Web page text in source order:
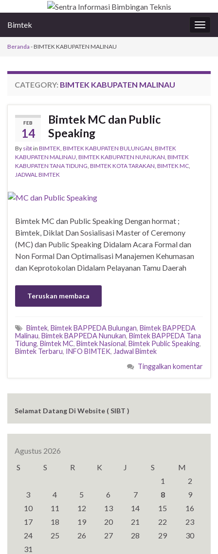
Bimtek
Beranda -BIMTEK KABUPATEN MALINAU
CATEGORY: BIMTEK KABUPATEN MALINAU
FEB
14
Bimtek MC dan Public
Speaking
By sibtin BIMTEK BIMTEK KABUPATEN BULUNGAN BIMTEK
KABUPATEN MALINAU BIMTEK KABUPATEN NUNUKAN BIMTEK
KABUPATEN TANA TIDUNG BIMTEK KOTA TARAKAN BIMTEK MC
JADWAL BIMTEK
Bimtek MC dan Public Speaking Dengan hormat ;
Bimtek, Diklat Dan Sosialisasi Master of Ceremony
(MC) dan Public Speaking Didalam Acara Formal dan
Non Formal Dan Optimalisasi Manajemen Kehumasan
dan Keprotokolan Didalam Pelayanan Tamu Daerah
Teruskan membaca
Bimtek, Bimtek BAPPEDA Bulungan, Bimtek BAPPEDA
Malinau, Bimtek BAPPEDA Nunukan, Bimtek BAPPEDA Tana
Tidung, Bimtek MC, Bimtek Nasional, Bimtek Public Speaking,
Bimtek Terbaru, INFO BIMTEK, Jadwal Bimtek
Tinggalkan komentar
Selamat Datang Di Website ( SIBT )
Agustus 2026
S
S R K J S
M
1
2
3
4 5 6 7 8
9
10
11 12 13 14 15
16
17
18 19 20 21 22
23
24
25 26 27 28 29
30
31